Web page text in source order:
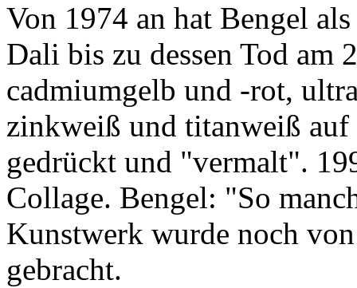
Von 1974 an hat Bengel
Dali bis zu dessen Tod am
cadmiumgelb und -rot,
zinkweiß und titanweiß
gedrückt und "vermalt".
Collage. Bengel: "So
Kunstwerk wurde noch
gebracht.